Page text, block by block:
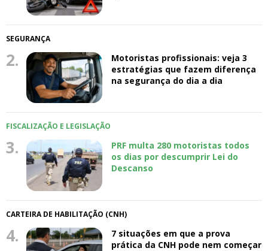
SEGURANÇA
2.
Motoristas profissionais: veja 3
estratégias que fazem diferença
na segurança do dia a dia
FISCALIZAÇÃO E LEGISLAÇÃO
3.
PRF multa 280 motoristas todos
os dias por descumprir Lei do
Descanso
CARTEIRA DE HABILITAÇÃO (CNH)
4.
7 situações em que a prova
prática da CNH pode nem começar